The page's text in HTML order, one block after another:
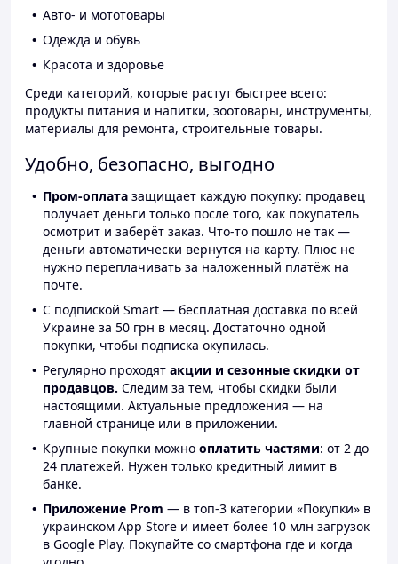
Авто- и мототовары
Одежда и обувь
Красота и здоровье
Среди категорий, которые растут быстрее всего:
продукты питания и напитки, зоотовары, инструменты,
материалы для ремонта, строительные товары.
Удобно, безопасно, выгодно
Пром-оплата защищает каждую покупку: продавец
получает деньги только после того, как покупатель
осмотрит и заберёт заказ. Что-то пошло не так —
деньги автоматически вернутся на карту. Плюс не
нужно переплачивать за наложенный платёж на
почте.
С подпиской Smart — бесплатная доставка по всей
Украине за 50 грн в месяц. Достаточно одной
покупки, чтобы подписка окупилась.
Регулярно проходят акции и сезонные скидки от
продавцов. Следим за тем, чтобы скидки были
настоящими. Актуальные предложения — на
главной странице или в приложении.
Крупные покупки можно оплатить частями: от 2 до
24 платежей. Нужен только кредитный лимит в
банке.
Приложение Prom — в топ-3 категории «Покупки» в
украинском App Store и имеет более 10 млн загрузок
в Google Play. Покупайте со смартфона где и когда